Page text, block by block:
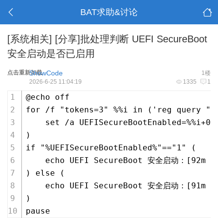
BAT求助&讨论
[系统相关] [分享]批处理判断 UEFI SecureBoot
安全启动是否已启用
点击重新加载 1楼
ShowCode
1335 1
2026-6-25 11:04:19
@echo off
for /f "tokens=3" %%i in ('reg query
    set /a UEFISecureBootEnabled=%%i+0
)
if "%UEFISecureBootEnabled%"=="1" (
echo UEFI SecureBoot 安全启动：[92m 已
) else (
echo UEFI SecureBoot 安全启动：[91m 未
)
pause